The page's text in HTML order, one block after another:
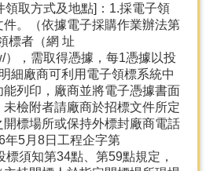
領取方式及地點]：1.採電子領
。（依據電子採購作業辦法第
標者（網 址
），需取得憑據，每1憑據以投
細廠商可利用電子領標系統中
能列印，廠商並將電子憑據書面
檢附者請廠商於招標文件所定
標場所或保持外標封廠商電話
年5月8日工程企字第
須知第34點、第59點規定，